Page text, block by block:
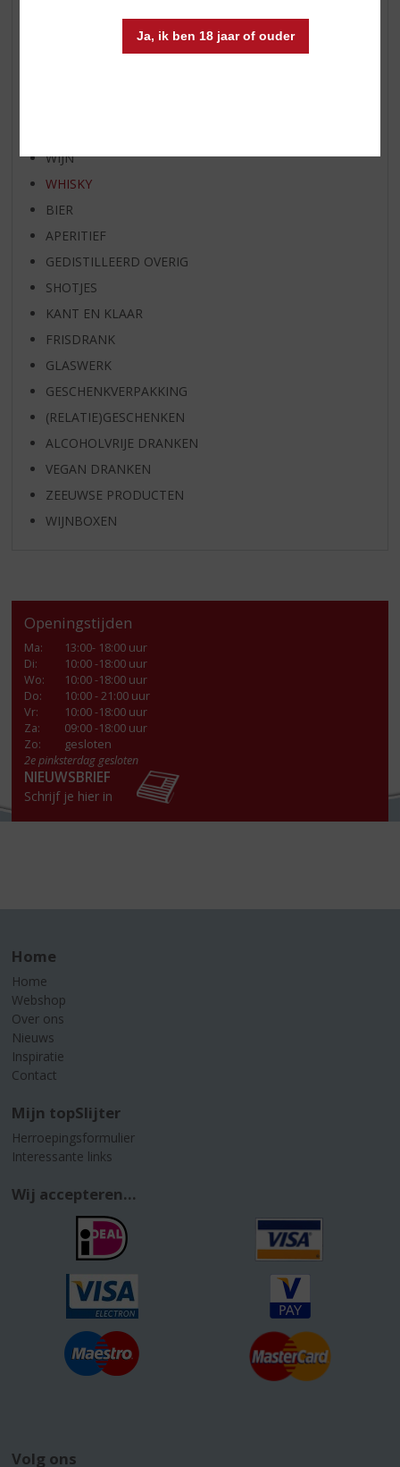
Ja, ik ben 18 jaar of ouder
WHISKY VAN DE MAAND
RUM VAN DE MAAND
WIJN
WHISKY
BIER
APERITIEF
GEDISTILLEERD OVERIG
SHOTJES
KANT EN KLAAR
FRISDRANK
GLASWERK
GESCHENKVERPAKKING
(RELATIE)GESCHENKEN
ALCOHOLVRIJE DRANKEN
VEGAN DRANKEN
ZEEUWSE PRODUCTEN
WIJNBOXEN
Openingstijden
Ma:
13:00- 18:00 uur
Di:
10:00 -18:00 uur
Wo:
10:00 -18:00 uur
Do:
10:00 - 21:00 uur
Vr:
10:00 -18:00 uur
Za:
09:00 -18:00 uur
Zo:
gesloten
2e pinksterdag gesloten
NIEUWSBRIEF
Schrijf je hier in
Home
Home
Webshop
Over ons
Nieuws
Inspiratie
Contact
Mijn topSlijter
Herroepingsformulier
Interessante links
Wij accepteren...
Volg ons